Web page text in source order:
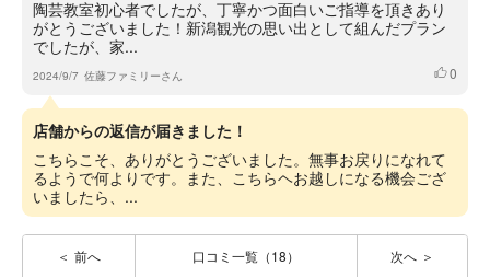
陶芸教室初心者でしたが、丁寧かつ面白いご指導を頂きあり
がとうございました！新潟観光の思い出として組んだプラン
でしたが、家...
2024/9/7 佐藤ファミリーさん いいね
0
店舗からの返信が届きました！
こちらこそ、ありがとうございました。無事お戻りになれて
るようで何よりです。また、こちらヘお越しになる機会ござ
いましたら、...
前へ 口コミ一覧（18） 次へ